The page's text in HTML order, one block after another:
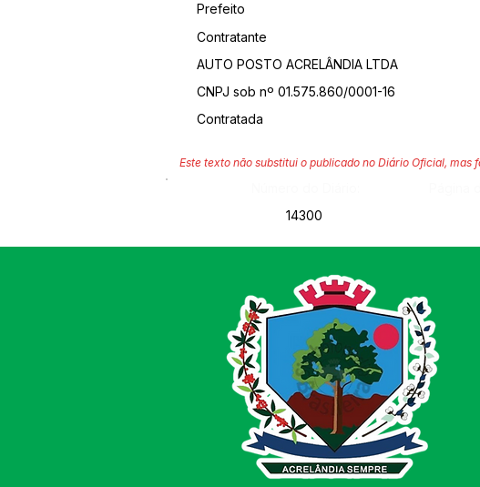
Prefeito
Contratante
AUTO POSTO ACRELÂNDIA LTDA
CNPJ sob nº 01.575.860/0001-16
Contratada
Este texto não substitui o publicado no Diário Oficial,
14300